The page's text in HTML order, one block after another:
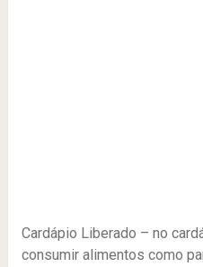
Cardápio Liberado – no
consumir alimentos como